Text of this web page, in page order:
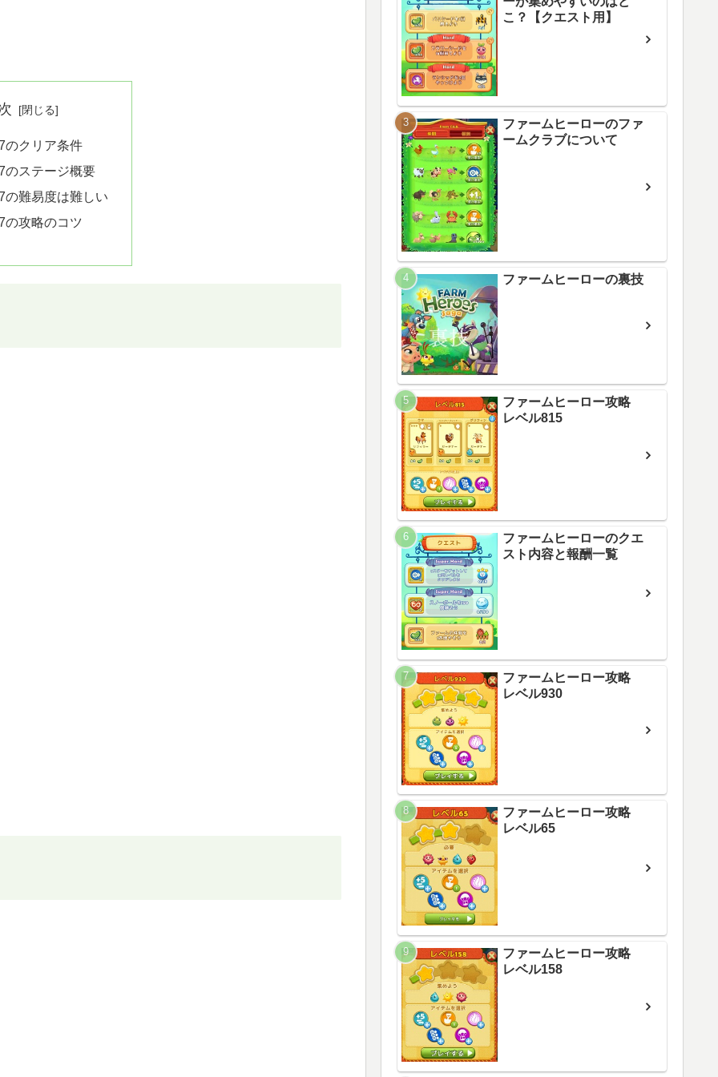
のクリア条件
のステージ概要
の難易度は難しい
の攻略のコツ
こ？【クエスト用】
ファームヒーローのファ
ームクラブについて
ファームヒーローの裏技
ファームヒーロー攻略
レベル815
ファームヒーローのクエ
スト内容と報酬一覧
ファームヒーロー攻略
レベル930
ファームヒーロー攻略
レベル65
ファームヒーロー攻略
レベル158